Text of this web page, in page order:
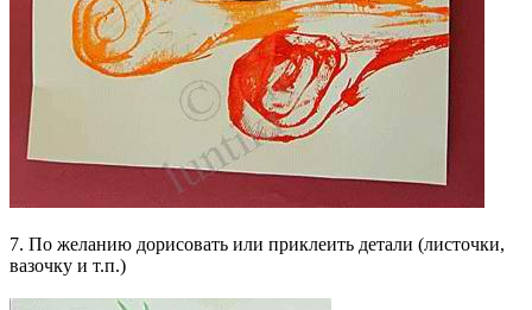
7. По желанию дорисовать или приклеить детали (листочки,
вазочку и т.п.)